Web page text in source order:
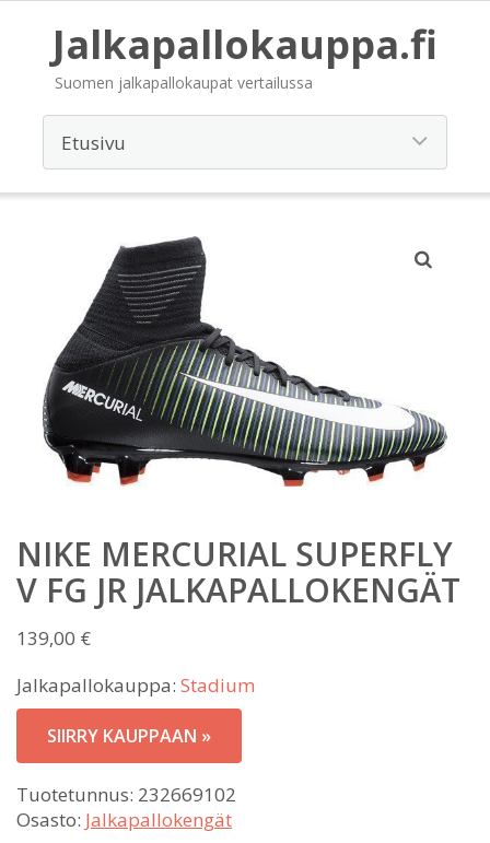
Jalkapallokauppa.fi
Suomen jalkapallokaupat vertailussa
NIKE MERCURIAL SUPERFLY
V FG JR JALKAPALLOKENGÄT
139,00 €
Jalkapallokauppa: Stadium
SIIRRY KAUPPAAN »
Tuotetunnus: 232669102
Osasto: Jalkapallokengät